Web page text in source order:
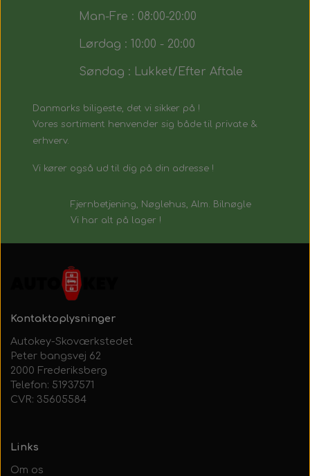
Man-Fre : 08:00-20:00
Lørdag : 10:00 - 20:00
Søndag : Lukket/Efter Aftale
Danmarks biligeste, det vi sikker på !
Vores sortiment henvender sig både til private &
erhverv.
Vi kører også ud til dig på din adresse !
Fjernbetjening, Nøglehus, Alm. Bilnøgle
Vi har alt på lager !
Kontaktoplysninger
Autokey-Skoværkstedet
Peter bangsvej 62
2000 Frederiksberg
Telefon: 51937571
CVR: 35605584
Links
Om os